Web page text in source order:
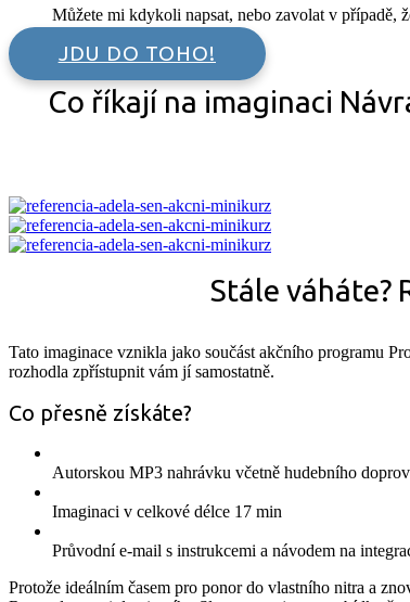
Můžete mi kdykoli napsat, nebo zavolat v případě,
JDU DO TOHO!
Co říkají na imaginaci
Stále váháte?
Tato imaginace vznikla jako součást akčního programu
rozhodla zpřístupnit vám jí samostatně.
Co přesně získáte?
Autorskou MP3 nahrávku včetně hudebního
Imaginaci v celkové délce 17 min
Průvodní e-mail s instrukcemi a návodem na
Protože ideálním časem pro ponor do vlastního nitra a